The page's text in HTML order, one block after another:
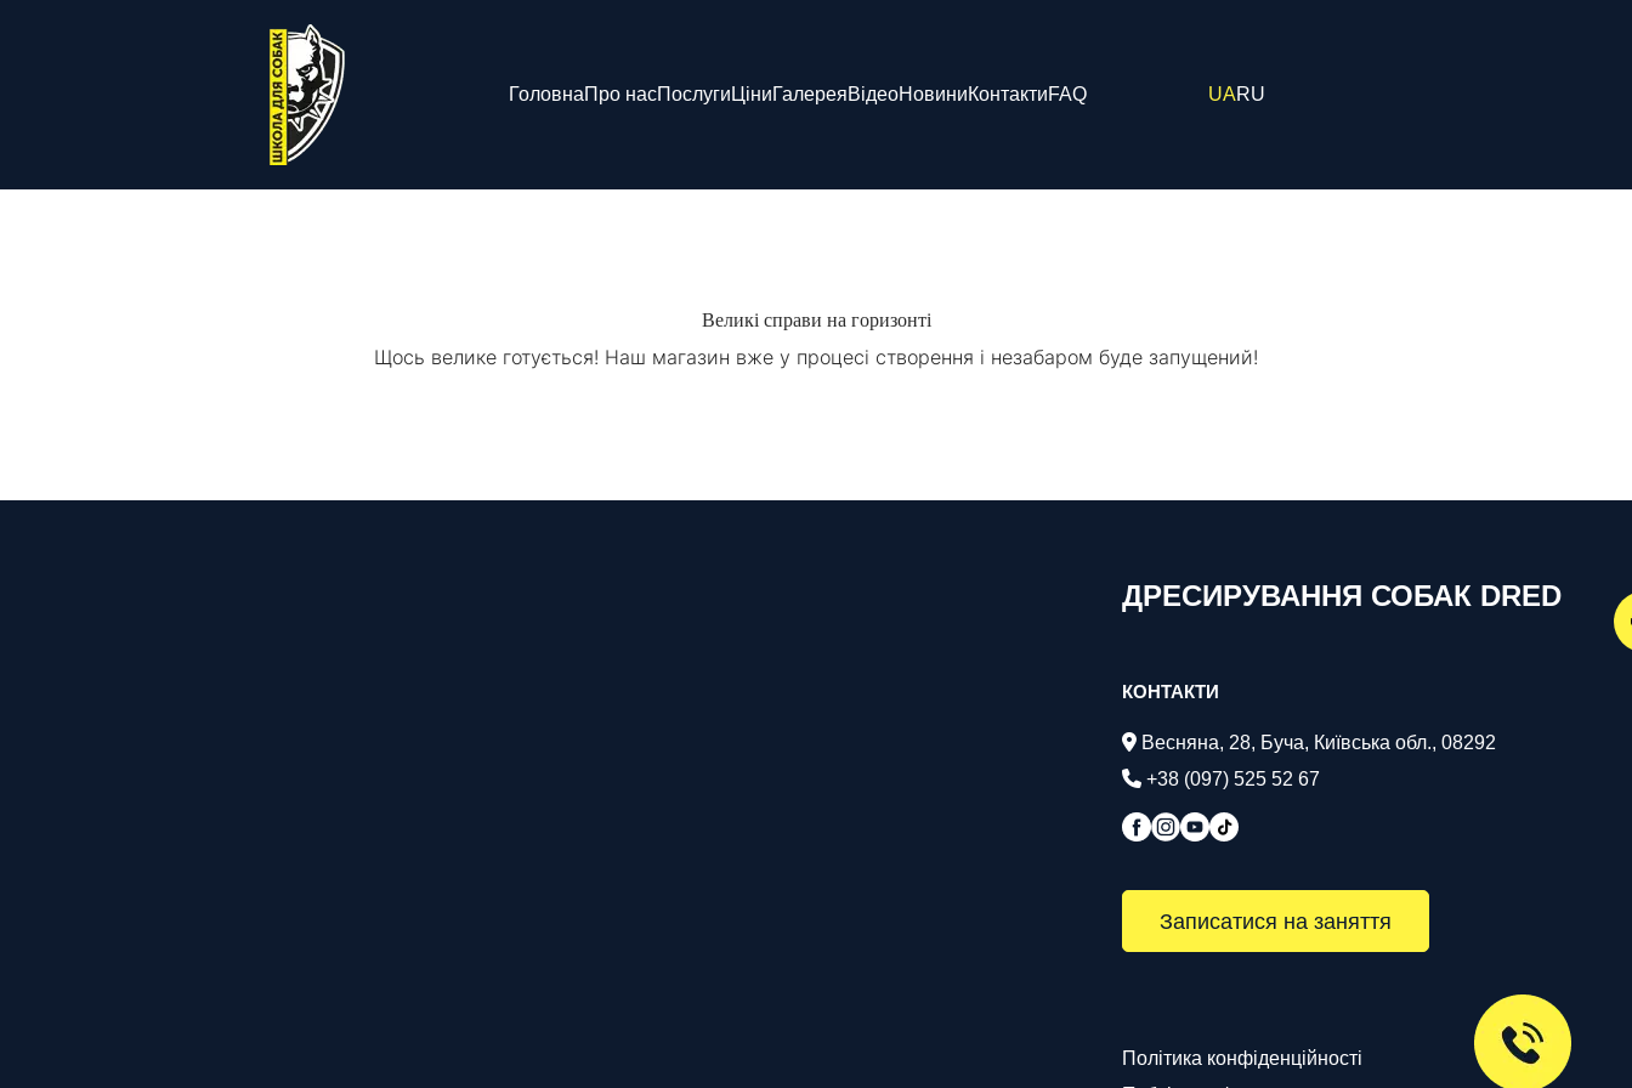
ГоловнаПро насПослуги ЦіниГалереяВідеоНовиниКонтактиFAQ UARU
Великі справи на горизонті
Щось велике готується! Наш магазин вже у процесі створення і незабаром буде запущений!
ДРЕСИРУВАННЯ СОБАК DRED
КОНТАКТИ
Весняна, 28, Буча, Київська обл., 08292
+38 (097) 525 52 67
Записатися на заняття
Політика конфіденційності